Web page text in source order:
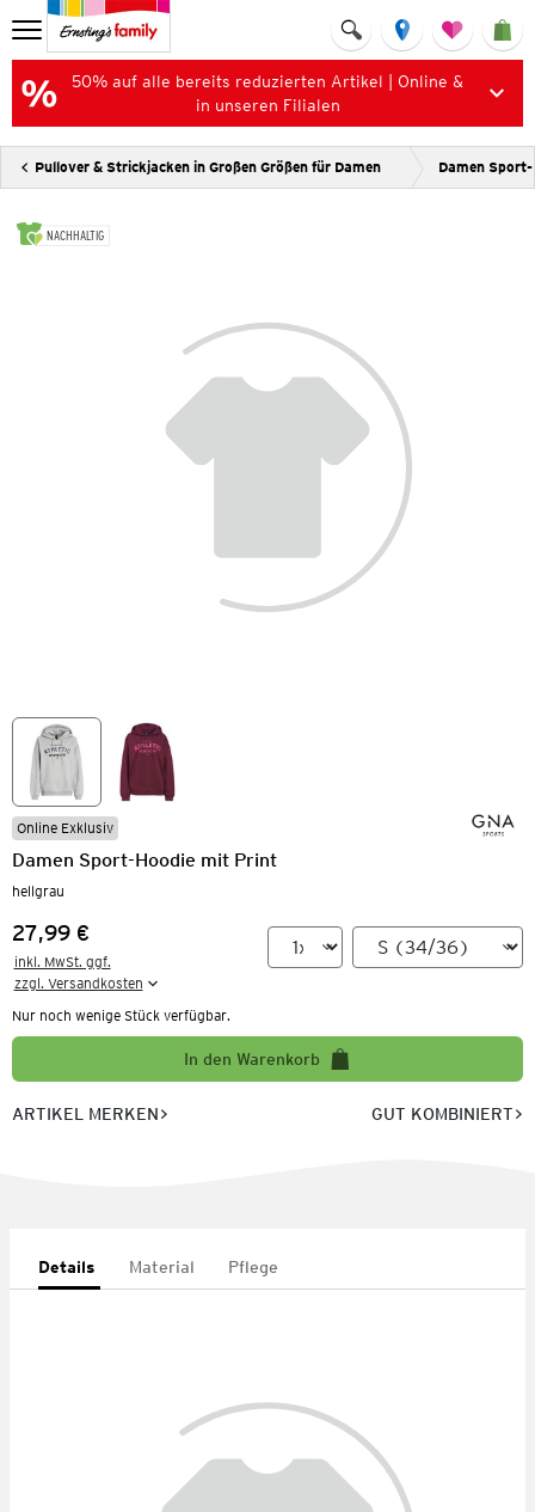
50% auf alle bereits reduzierten Artikel | Online &
in unseren Filialen
Pullover & Strickjacken in Großen Größen für Damen Damen
NACHHALTIG
Online Exklusiv
Damen Sport-Hoodie mit Print
hellgrau
Preis:
27,99 €
inkl. MwSt. ggf.
zzgl. Versandkosten
Nur noch wenige Stück verfügbar.
In den Warenkorb
ARTIKEL MERKEN GUT KOMBINIERT
Details Material Pflege